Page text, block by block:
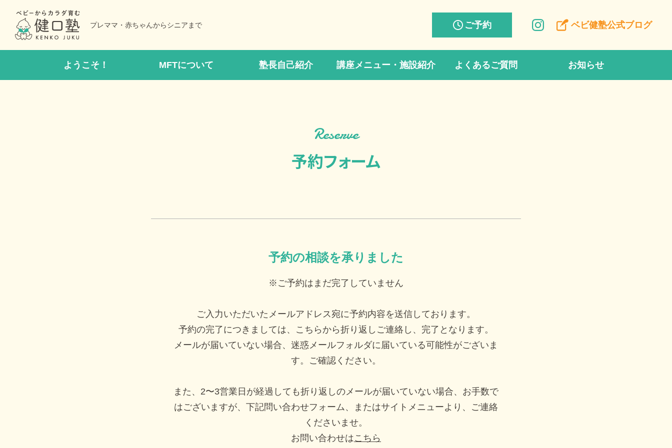
プレママ・赤ちゃんからシニアまで ご予約 ベビ健塾公式ブログ
ようこそ！ MFTについて 塾長自己紹介 講座メニュー・施設紹介 よくあるご質問 お知らせ
Reserve
予約フォーム
予約の相談を承りました
※ご予約はまだ完了していません
ご入力いただいたメールアドレス宛に予約内容を送信しております。
予約の完了につきましては、こちらから折り返しご連絡し、完了となります。
メールが届いていない場合、迷惑メールフォルダに届いている可能性がございま
す。ご確認ください。
また、2〜3営業日が経過しても折り返しのメールが届いていない場合、お手数で
はございますが、下記問い合わせフォーム、またはサイトメニューより、ご連絡
くださいませ。
お問い合わせはこちら